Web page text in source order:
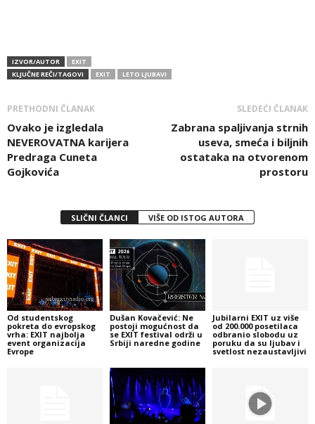
IZVOR/AUTOR
EXIT
KLJUČNE REČI/TAGOVI
EXIT LETO LJUBAVI
PRETHODNI ČLANAK
Ovako je izgledala
NEVEROVATNA karijera
Predraga Cuneta
Gojkovića
SLEDEĆI ČLANAK
Zabrana spaljivanja strnih
useva, smeća i biljnih
ostataka na otvorenom
prostoru
SLIČNI ČLANCI VIŠE OD ISTOG AUTORA
Od studentskog
pokreta do evropskog
vrha: EXIT najbolja
event organizacija
Evrope
Dušan Kovačević: Ne
postoji mogućnost da
se EXIT festival održi u
Srbiji naredne godine
Jubilarni EXIT uz više
od 200.000 posetilaca
odbranio slobodu uz
poruku da su ljubav i
svetlost nezaustavljivi